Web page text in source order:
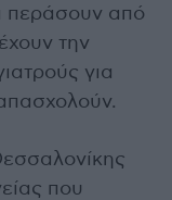
περάσουν από
την
για
που